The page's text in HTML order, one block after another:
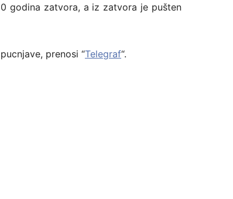
godina zatvora, a iz zatvora je pušten
prenosi “Telegraf“.